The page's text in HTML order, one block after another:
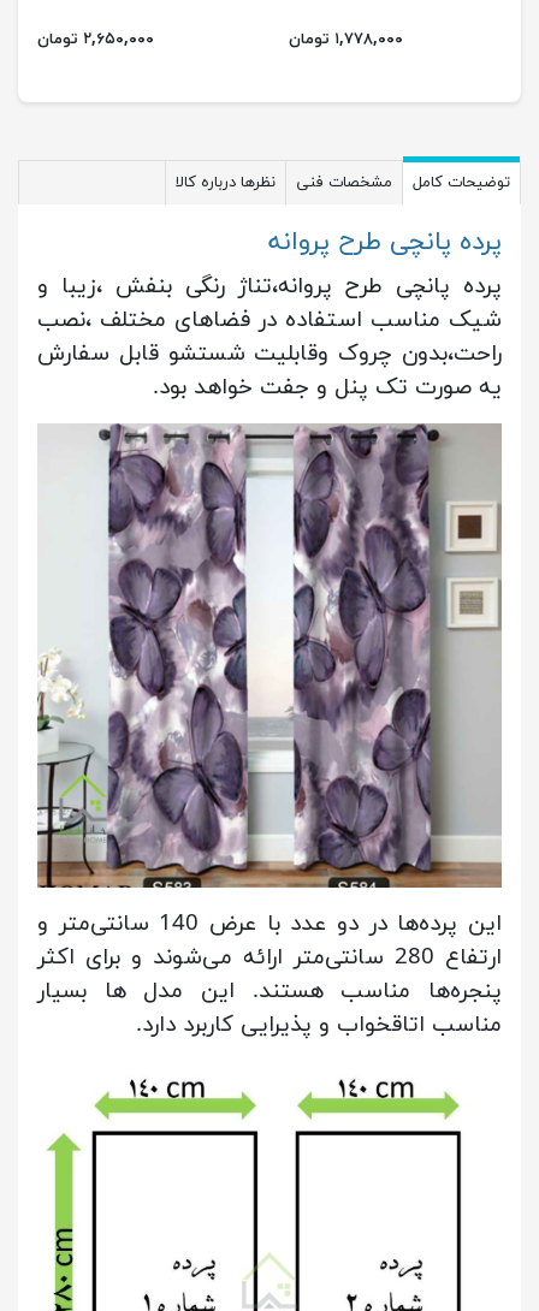
۱,۷۷۸,۰۰۰ تومان ۲,۶۵۰,۰۰۰ تومان
توضیحات کامل مشخصات فنی نظرها درباره کالا
پرده پانچی طرح پروانه
پرده پانچی طرح پروانه،تناژ رنگی بنفش ،زیبا و
شیک مناسب استفاده در فضاهای مختلف ،نصب
راحت،بدون چروک وقابلیت شستشو قابل سفارش
یه صورت تک پنل و جفت خواهد بود.
این پرده‌ها در دو عدد با عرض 140 سانتی‌متر و
ارتفاع 280 سانتی‌متر ارائه می‌شوند و برای اکثر
پنجره‌ها مناسب هستند. این مدل ها بسیار
مناسب اتاقخواب و پذیرایی کاربرد دارد.